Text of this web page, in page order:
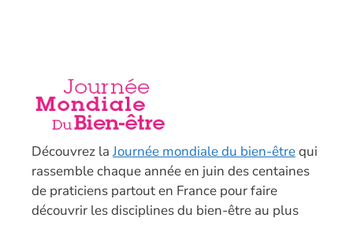
Découvrez laJournée mondiale du bien-êtrequi
rassemble chaque année en juin des centaines
de praticiens partout en France pour faire
découvrir les disciplines du bien-être au plus